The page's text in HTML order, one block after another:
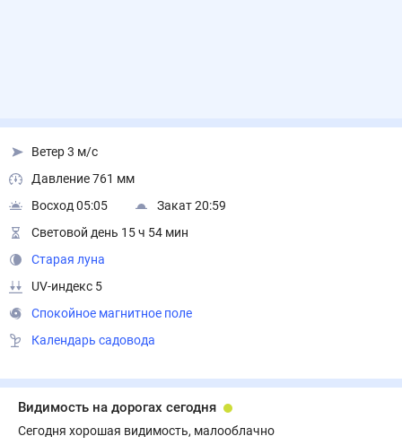
Ветер 3 м/с
Давление 761 мм
Восход 05:05
Закат 20:59
Световой день 15 ч 54 мин
Старая луна
UV-индекс 5
Спокойное магнитное поле
Календарь садовода
Видимость на дорогах сегодня
Сегодня хорошая видимость, малооблачно